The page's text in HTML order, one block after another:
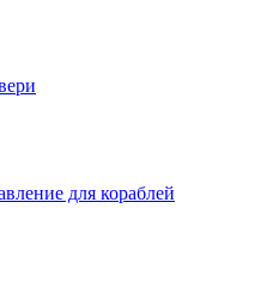
для кораблей